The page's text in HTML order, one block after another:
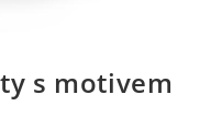
s motivem